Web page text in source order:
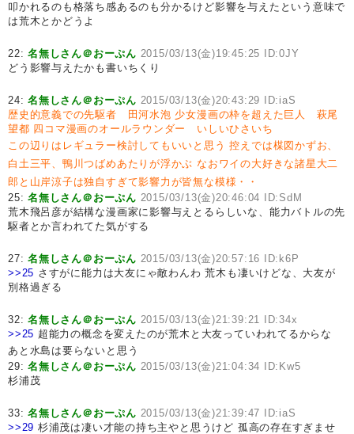
叩かれるのも格落ち感あるのも分かるけど影響を与えたという意味で
は荒木とかどうよ
22:名無しさん＠おーぷん 2015/03/13(金)19:45:25 ID:0JY
どう影響与えたかも書いちくり
24:名無しさん＠おーぷん 2015/03/13(金)20:43:29 ID:iaS
歴史的意義での先駆者 田河水泡 少女漫画の枠を超えた巨人 萩尾
望都 四コマ漫画のオールラウンダー いしいひさいち
この辺りはレギュラー検討してもいいと思う 控えでは楳図かずお、
白土三平、鴨川つばめあたりが浮かぶ なおワイの大好きな諸星大二
郎と山岸涼子は独自すぎて影響力が皆無な模様・・
25:名無しさん＠おーぷん 2015/03/13(金)20:46:04 ID:SdM
荒木飛呂彦が結構な漫画家に影響与えとるらしいな、能力バトルの先
駆者とか言われてた気がする
27:名無しさん＠おーぷん 2015/03/13(金)20:57:16 ID:k6P
>>25 さすがに能力は大友にゃ敵わんわ 荒木も凄いけどな、大友が
別格過ぎる
32:名無しさん＠おーぷん 2015/03/13(金)21:39:21 ID:34x
>>25 超能力の概念を変えたのが荒木と大友っていわれてるからな
あと水島は要らないと思う
29:名無しさん＠おーぷん 2015/03/13(金)21:04:34 ID:Kw5
杉浦茂
33:名無しさん＠おーぷん 2015/03/13(金)21:39:47 ID:iaS
>>29 杉浦茂は凄い才能の持ち主やと思うけど 孤高の存在すぎませ